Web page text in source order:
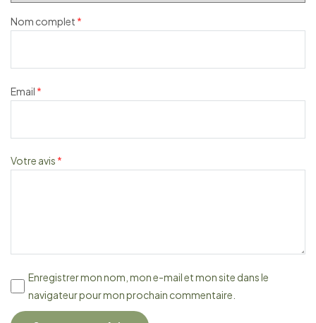
Votre avis *
Nom complet *
Email *
Enregistrer mon nom, mon e-mail et mon site dans le
navigateur pour mon prochain commentaire.